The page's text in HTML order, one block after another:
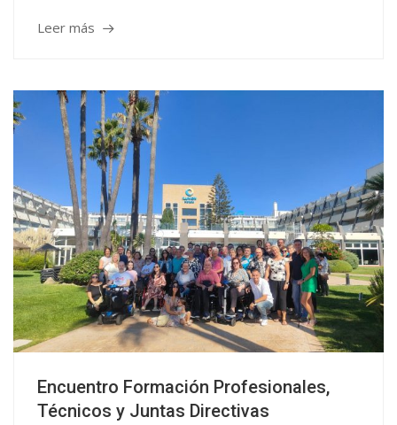
Leer más
Encuentro Formación Profesionales,
Técnicos y Juntas Directivas